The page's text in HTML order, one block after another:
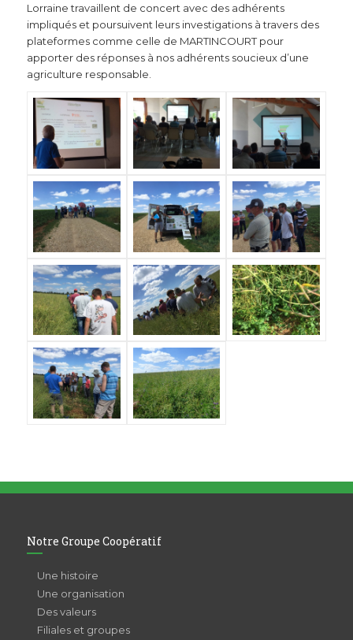
Lorraine travaillent de concert avec des adhérents
impliqués et poursuivent leurs investigations à travers des
plateformes comme celle de MARTINCOURT pour
apporter des réponses à nos adhérents soucieux d’une
agriculture responsable.
Notre Groupe Coopératif
Une histoire
Une organisation
Des valeurs
Filiales et groupes